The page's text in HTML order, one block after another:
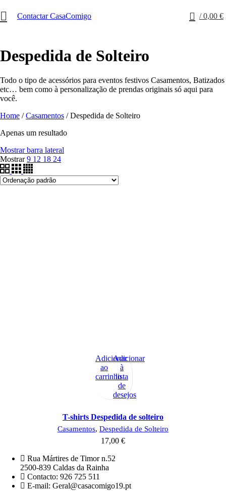
Contactar CasaComigo / 0,00 €
Despedida de Solteiro
Todo o tipo de acessórios para eventos festivos Casamentos, Batizados
etc… bem como à personalização de prendas originais só aqui para
você.
Home /Casamentos /Despedida de Solteiro
Apenas um resultado
Mostrar barra lateral
Mostrar9 12 18 24
Adicionar
ao
carrinho
Adicionar
à
lista
de
desejos
T-shirts Despedida de solteiro
Casamentos, Despedida de Solteiro
17,00 €
Rua Mártires de Timor n.52
2500-839 Caldas da Rainha
Contacto: 926 725 511
E-mail: Geral@casacomigo19.pt